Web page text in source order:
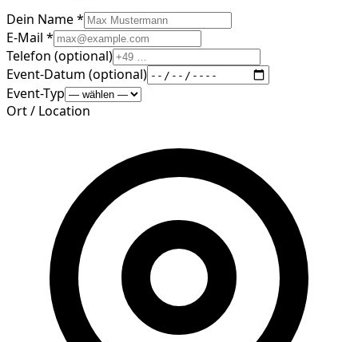
Dein Name *
E-Mail *
Telefon (optional)
Event-Datum (optional)
Event-Typ
Ort / Location